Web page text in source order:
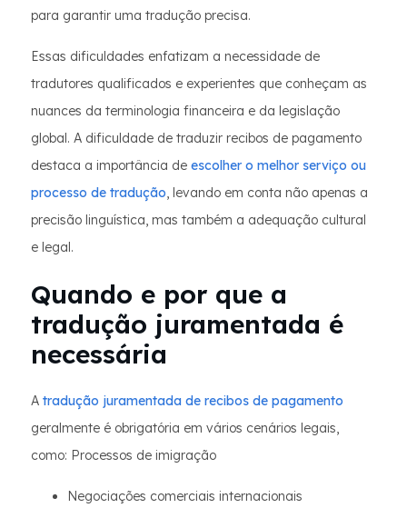
para garantir uma tradução precisa.
Essas dificuldades enfatizam a necessidade de
tradutores qualificados e experientes que conheçam as
nuances da terminologia financeira e da legislação
global. A dificuldade de traduzir recibos de pagamento
destaca a importância de escolher o melhor serviço ou
processo de tradução, levando em conta não apenas a
precisão linguística, mas também a adequação cultural
e legal.
Quando e por que a
tradução juramentada é
necessária
A tradução juramentada de recibos de pagamento
geralmente é obrigatória em vários cenários legais,
como: Processos de imigração
Negociações comerciais internacionais